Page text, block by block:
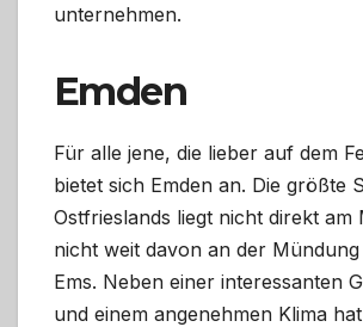
unternehmen.
Emden
Für alle jene, die lieber auf dem
bietet sich Emden an. Die größte
Ostfrieslands liegt nicht direkt am
nicht weit davon an der Mündung
Ems. Neben einer interessanten
und einem angenehmen Klima